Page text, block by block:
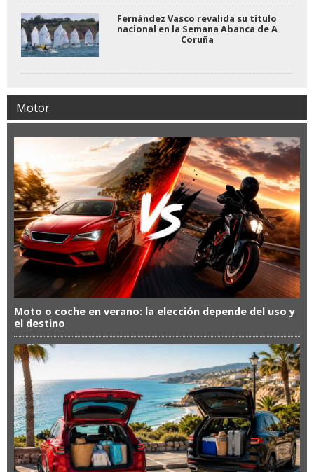
Fernández Vasco revalida su título
nacional en la Semana Abanca de A
Coruña
Motor
Moto o coche en verano: la elección depende del uso y
el destino